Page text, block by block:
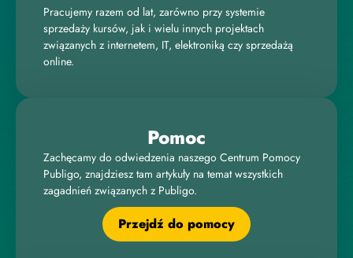
Pracujemy razem od lat, zarówno przy systemie
sprzedaży kursów, jak i wielu innych projektach
związanych z internetem, IT, elektroniką czy sprzedażą
online.
Pomoc
Zachęcamy do odwiedzenia naszego Centrum Pomocy
Publigo, znajdziesz tam artykuły na temat wszystkich
zagadnień związanych z Publigo.
Przejdź do pomocy